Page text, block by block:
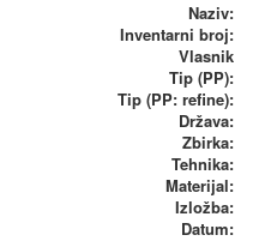
Naziv:
Inventarni broj:
Vlasnik
Tip (PP):
Tip (PP: refine):
Država:
Zbirka:
Tehnika:
Materijal:
Izložba:
Datum: